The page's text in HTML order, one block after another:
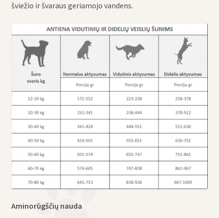
šviežio ir švaraus geriamojo vandens.
Aminorūgščių nauda